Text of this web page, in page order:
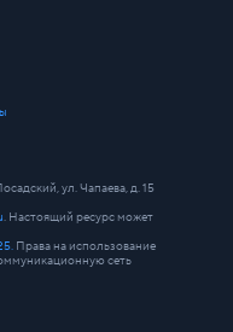
ул. Чапаева, д. 15
. Настоящий ресурс может
Права на использование
сеть